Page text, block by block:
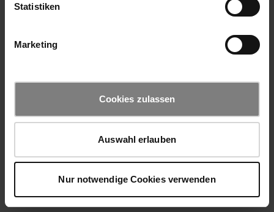
Statistiken
Marketing
Cookies zulassen
Auswahl erlauben
Nur notwendige Cookies verwenden